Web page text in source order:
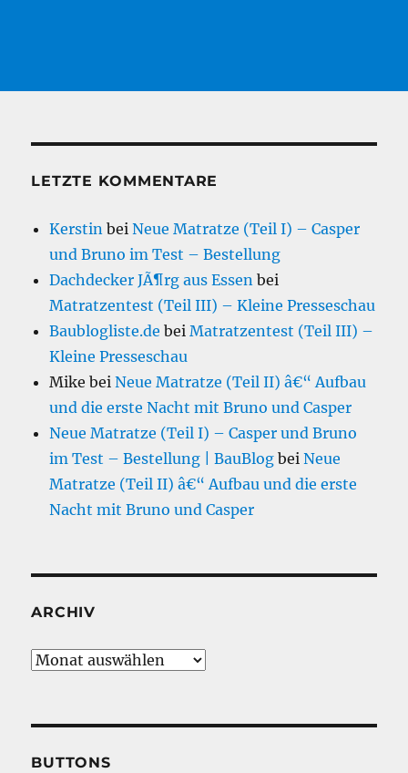
LETZTE KOMMENTARE
Kerstin beiNeue Matratze (Teil I) – Casper
und Bruno im Test – Bestellung
Dachdecker JÃ¶rg aus Essen bei
Matratzentest (Teil III) – Kleine Presseschau
Baublogliste.de beiMatratzentest (Teil III) –
Kleine Presseschau
Mike beiNeue Matratze (Teil II) â€“ Aufbau
und die erste Nacht mit Bruno und Casper
Neue Matratze (Teil I) – Casper und Bruno
im Test – Bestellung | BauBlog beiNeue
Matratze (Teil II) â€“ Aufbau und die erste
Nacht mit Bruno und Casper
ARCHIV
Archiv
BUTTONS